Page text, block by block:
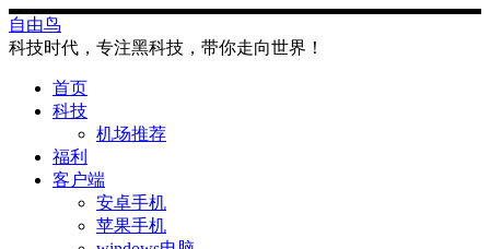
Skip
to
content
自由鸟
科技时代，专注黑科技，带你走向世界！
首页
科技
机场推荐
福利
客户端
安卓手机
苹果手机